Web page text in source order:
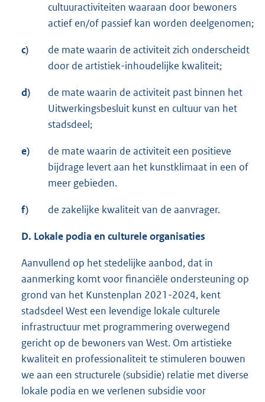
cultuuractiviteiten waaraan door bewoners
actief en/of passief kan worden deelgenomen;
c)
de mate waarin de activiteit zich onderscheidt
door de artistiek-inhoudelijke kwaliteit;
d)
de mate waarin de activiteit past binnen het
Uitwerkingsbesluit kunst en cultuur van het
stadsdeel;
e)
de mate waarin de activiteit een positieve
bijdrage levert aan het kunstklimaat in een of
meer gebieden.
f) de zakelijke kwaliteit van de aanvrager.
D. Lokale podia en culturele organisaties
Aanvullend op het stedelijke aanbod, dat in
aanmerking komt voor financiële ondersteuning op
grond van het Kunstenplan 2021-2024, kent
stadsdeel West een levendige lokale culturele
infrastructuur met programmering overwegend
gericht op de bewoners van West. Om artistieke
kwaliteit en professionaliteit te stimuleren bouwen
we aan een structurele (subsidie) relatie met diverse
lokale podia en we verlenen subsidie voor